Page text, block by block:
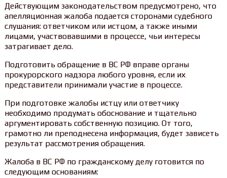
Действующим законодательством предусмотрено, что
апелляционная жалоба подается сторонами судебного
слушания: ответчиком или истцом, а также иными
лицами, участвовавшими в процессе, чьи интересы
затрагивает дело.
Подготовить обращение в ВС РФ вправе органы
прокурорского надзора любого уровня, если их
представители принимали участие в процессе.
При подготовке жалобы истцу или ответчику
необходимо продумать обоснование и тщательно
аргументировать собственную позицию. От того,
грамотно ли преподнесена информация, будет зависеть
результат рассмотрения обращения.
Жалоба в ВС РФ по гражданскому делу готовится по
следующим основаниям: